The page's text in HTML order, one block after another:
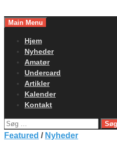
toMain Menu
Hjem
Nyheder
Amatør
Undercard
Artikler
Kalender
Kontakt
Søg
efter:
Featured / Nyheder